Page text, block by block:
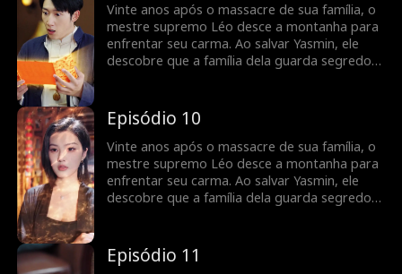
Vinte anos após o massacre de sua família, o
mestre supremo Léo desce a montanha para
enfrentar seu carma. Ao salvar Yasmin, ele
descobre que a família dela guarda segredos
Episódio 10
Vinte anos após o massacre de sua família, o
mestre supremo Léo desce a montanha para
enfrentar seu carma. Ao salvar Yasmin, ele
descobre que a família dela guarda segredos
Episódio 11